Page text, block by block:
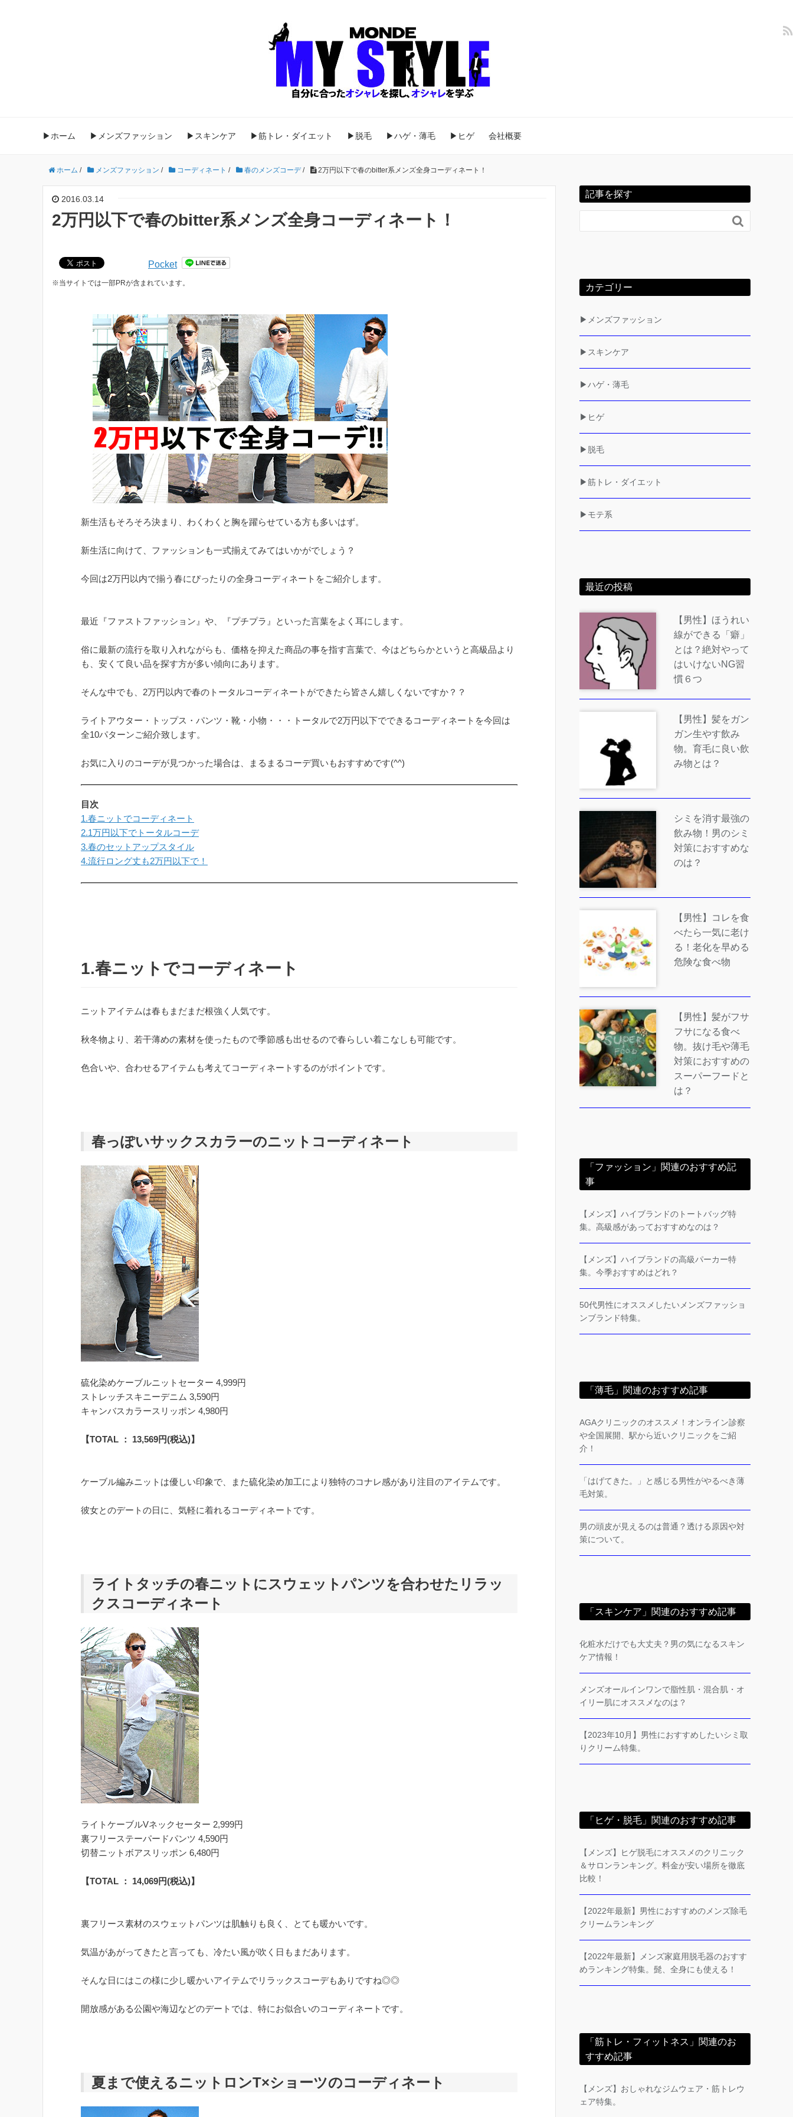
▶ホーム ▶メンズファッション ▶スキンケア ▶筋トレ・ダイエット ▶脱毛 ▶ハゲ・薄毛 ▶ヒゲ 会社概要
ホーム / メンズファッション / コーディネート / 春のメンズコーデ/ 2万円以下で春のbitter系メンズ全身コーディネート！
2016.03.14
2万円以下で春のbitter系メンズ全身コーディネート！
Pocket
※当サイトでは一部PRが含まれています。
新生活もそろそろ決まり、わくわくと胸を躍らせている方も多いはず。
新生活に向けて、ファッションも一式揃えてみてはいかがでしょう？
今回は2万円以内で揃う春にぴったりの全身コーディネートをご紹介します。
最近『ファストファッション』や、『プチプラ』といった言葉をよく耳にします。
俗に最新の流行を取り入れながらも、価格を抑えた商品の事を指す言葉で、今はどちらかというと高級品より
も、安くて良い品を探す方が多い傾向にあります。
そんな中でも、2万円以内で春のトータルコーディネートができたら皆さん嬉しくないですか？？
ライトアウター・トップス・パンツ・靴・小物・・・トータルで2万円以下でできるコーディネートを今回は
全10パターンご紹介致します。
お気に入りのコーデが見つかった場合は、まるまるコーデ買いもおすすめです(^^)
目次
1.春ニットでコーディネート
2.1万円以下でトータルコーデ
3.春のセットアップスタイル
4.流行ロング丈も2万円以下で！
1.春ニットでコーディネート
ニットアイテムは春もまだまだ根強く人気です。
秋冬物より、若干薄めの素材を使ったもので季節感も出せるので春らしい着こなしも可能です。
色合いや、合わせるアイテムも考えてコーディネートするのがポイントです。
春っぽいサックスカラーのニットコーディネート
硫化染めケーブルニットセーター 4,999円
ストレッチスキニーデニム 3,590円
キャンバスカラースリッポン 4,980円
【TOTAL ： 13,569円(税込)】
ケーブル編みニットは優しい印象で、また硫化染め加工により独特のコナレ感があり注目のアイテムです。
彼女とのデートの日に、気軽に着れるコーディネートです。
ライトタッチの春ニットにスウェットパンツを合わせたリラッ
クスコーディネート
ライトケーブルVネックセーター 2,999円
裏フリーステーパードパンツ 4,590円
切替ニットボアスリッポン 6,480円
【TOTAL ： 14,069円(税込)】
裏フリース素材のスウェットパンツは肌触りも良く、とても暖かいです。
気温があがってきたと言っても、冷たい風が吹く日もまだあります。
そんな日にはこの様に少し暖かいアイテムでリラックスコーデもありですね◎◎
開放感がある公園や海辺などのデートでは、特にお似合いのコーディネートです。
夏まで使えるニットロンT×ショーツのコーディネート
記事を探す

カテゴリー
▶メンズファッション
▶スキンケア
▶ハゲ・薄毛
▶ヒゲ
▶脱毛
▶筋トレ・ダイエット
▶モテ系
最近の投稿
【男性】ほうれい
線ができる「癖」
とは？絶対やって
はいけないNG習
慣６つ
【男性】髪をガン
ガン生やす飲み
物。育毛に良い飲
み物とは？
シミを消す最強の
飲み物！男のシミ
対策におすすめな
のは？
【男性】コレを食
べたら一気に老け
る！老化を早める
危険な食べ物
【男性】髪がフサ
フサになる食べ
物。抜け毛や薄毛
対策におすすめの
スーパーフードと
は？
「ファッション」関連のおすすめ記
事
【メンズ】ハイブランドのトートバッグ特
集。高級感があっておすすめなのは？
【メンズ】ハイブランドの高級パーカー特
集。今季おすすめはどれ？
50代男性にオススメしたいメンズファッショ
ンブランド特集。
「薄毛」関連のおすすめ記事
AGAクリニックのオススメ！オンライン診察
や全国展開、駅から近いクリニックをご紹
介！
「はげてきた。」と感じる男性がやるべき薄
毛対策。
男の頭皮が見えるのは普通？透ける原因や対
策について。
「スキンケア」関連のおすすめ記事
化粧水だけでも大丈夫？男の気になるスキン
ケア情報！
メンズオールインワンで脂性肌・混合肌・オ
イリー肌にオススメなのは？
【2023年10月】男性におすすめしたいシミ取
りクリーム特集。
「ヒゲ・脱毛」関連のおすすめ記事
【メンズ】ヒゲ脱毛にオススメのクリニック
＆サロンランキング。料金が安い場所を徹底
比較！
【2022年最新】男性におすすめのメンズ除毛
クリームランキング
【2022年最新】メンズ家庭用脱毛器のおすす
めランキング特集。髭、全身にも使える！
「筋トレ・フィットネス」関連のお
すすめ記事
【メンズ】おしゃれなジムウェア・筋トレウ
ェア特集。